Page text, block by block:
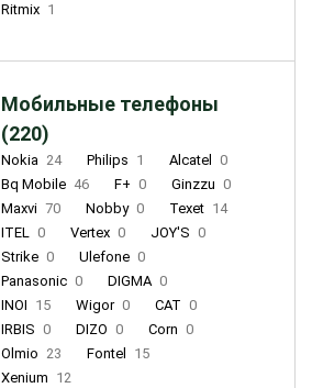
Ritmix 1
Мобильные телефоны
(220)
Nokia 24 Philips 1 Alcatel
0
Bq Mobile 46 F+ 0 Ginzzu 0
Maxvi 70 Nobby 0 Texet 14
ITEL 0 Vertex 0 JOY'S 0
Strike 0 Ulefone 0
Panasonic 0 DIGMA 0
INOI 15 Wigor 0 CAT 0
IRBIS 0 DIZO 0 Corn 0
Olmio 23 Fontel
15
Xenium 12